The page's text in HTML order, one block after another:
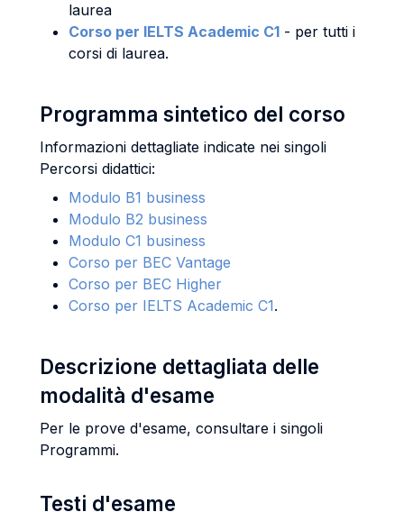
laurea
Corso per IELTS Academic C1 - per tutti i
corsi di laurea.
Programma sintetico del corso
Informazioni dettagliate indicate nei singoli
Percorsi didattici:
Modulo B1 business
Modulo B2 business
Modulo C1 business
Corso per BEC Vantage
Corso per BEC Higher
Corso per IELTS Academic C1.
Descrizione dettagliata delle
modalità d'esame
Per le prove d'esame, consultare i singoli
Programmi.
Testi d'esame